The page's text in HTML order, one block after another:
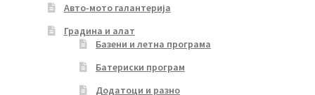
Авто-мото галантерија
Градина и алат
Базени и летна програма
Батериски програм
Додатоци и разно